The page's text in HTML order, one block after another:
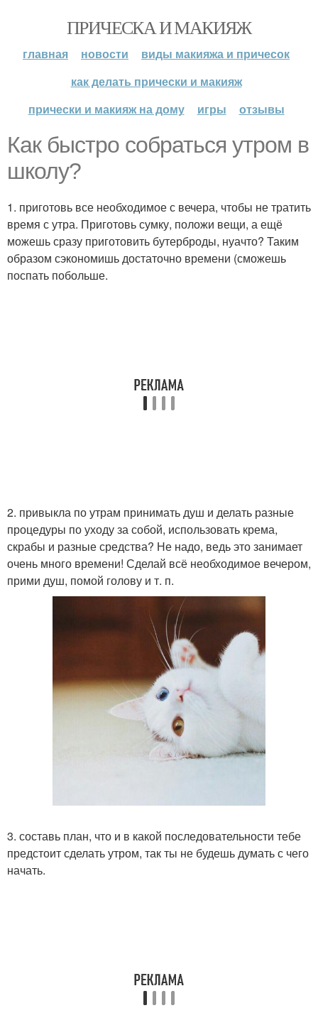
ПРИЧЕСКА И МАКИЯЖ
главная новости
виды макияжа и причесок
как делать прически и макияж
прически и макияж на дому
игры отзывы
Как быстро собраться утром в
школу?
1. приготовь все необходимое с вечера, чтобы не тратить
время с утра. Приготовь сумку, положи вещи, а ещё
можешь сразу приготовить бутерброды, нуачто? Таким
образом сэкономишь достаточно времени (сможешь
поспать побольше.
2. привыкла по утрам принимать душ и делать разные
процедуры по уходу за собой, использовать крема,
скрабы и разные средства? Не надо, ведь это занимает
очень много времени! Сделай всё необходимое вечером,
прими душ, помой голову и т. п.
3. составь план, что и в какой последовательности тебе
предстоит сделать утром, так ты не будешь думать с чего
начать.